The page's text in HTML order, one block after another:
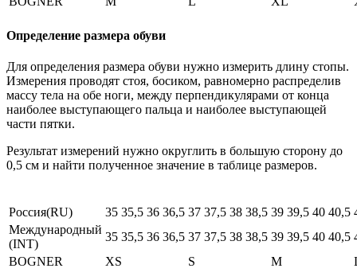
Определение размера обуви
Для определения размера обуви нужно измерить длину стопы.
Измерения проводят стоя, босиком, равномерно распределив
массу тела на обе ноги, между перпендикулярами от конца
наиболее выступающего пальца и наиболее выступающей
части пятки.
Результат измерений нужно округлить в большую сторону до
0,5 см и найти полученное значение в таблице размеров.
Россия(RU) 35 35,5 36 36,5 37 37,5 38 38,5 39 39,5 40 40,5
Международный
(INT)
35 35,5 36 36,5 37 37,5 38 38,5 39 39,5 40 40,5
BOGNER
XS S M